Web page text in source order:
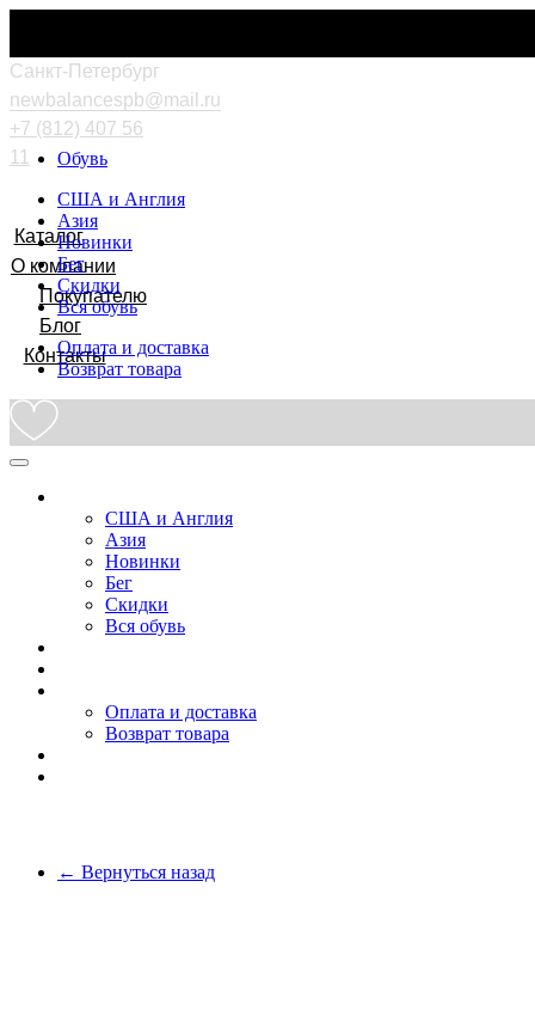
Cанкт-Петербург
newbalancespb@mail.ru
+7 (812) 407 56
11
Каталог
О компании
Покупателю
Блог
Контакты
Обувь
США и Англия
Азия
Новинки
Бег
Скидки
Вся обувь
Оплата и доставка
Возврат товара
США и Англия
Азия
Новинки
Бег
Скидки
Вся обувь
Оплата и доставка
Возврат товара
← Вернуться назад